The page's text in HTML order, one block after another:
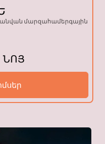
անվան մարզահամերգային
ՆՈՅ